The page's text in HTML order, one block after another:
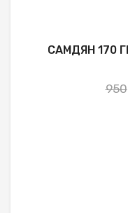
САМДЯН 170
950